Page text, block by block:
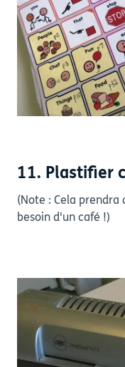
11. Plastifier
(Note : Cela
besoin d'un café !)